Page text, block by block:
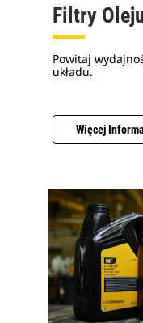
Filtry
Powitaj
układu.
Więcej